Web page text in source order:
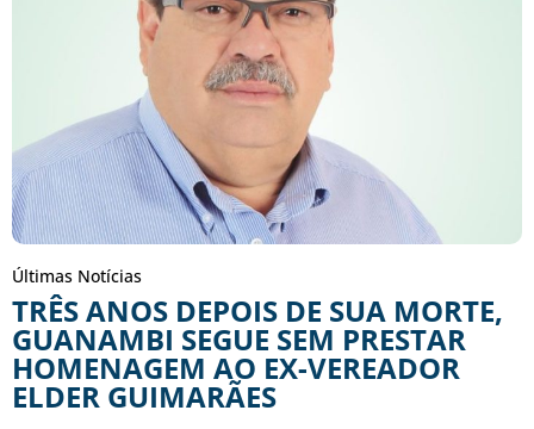
Últimas Notícias
TRÊS ANOS DEPOIS DE SUA MORTE,
GUANAMBI SEGUE SEM PRESTAR
HOMENAGEM AO EX-VEREADOR
ELDER GUIMARÃES